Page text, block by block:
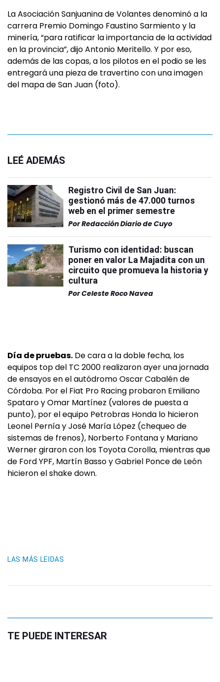
La Asociación Sanjuanina de Volantes denominó a la
carrera Premio Domingo Faustino Sarmiento y la
minería, “para ratificar la importancia de la actividad
en la provincia”, dijo Antonio Meritello. Y por eso,
además de las copas, a los pilotos en el podio se les
entregará una pieza de travertino con una imagen
del mapa de San Juan (foto).
LEÉ ADEMÁS
Registro Civil de San Juan:
gestionó más de 47.000 turnos
web en el primer semestre
PorRedacción Diario de Cuyo
Turismo con identidad: buscan
poner en valor La Majadita con un
circuito que promueva la historia y
cultura
PorCeleste Roco Navea
Día de pruebas. De cara a la doble fecha, los
equipos top del TC 2000 realizaron ayer una jornada
de ensayos en el autódromo Oscar Cabalén de
Córdoba. Por el Fiat Pro Racing probaron Emiliano
Spataro y Omar Martínez (valores de puesta a
punto), por el equipo Petrobras Honda lo hicieron
Leonel Pernía y José María López (chequeo de
sistemas de frenos), Norberto Fontana y Mariano
Werner giraron con los Toyota Corolla, mientras que
de Ford YPF, Martín Basso y Gabriel Ponce de León
hicieron el shake down.
LAS MÁS LEIDAS
TE PUEDE INTERESAR